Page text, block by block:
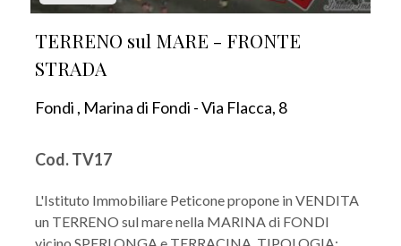
TERRENO sul MARE - FRONTE
STRADA
Fondi , Marina di Fondi - Via Flacca, 8
Cod. TV17
L'Istituto Immobiliare Peticone propone in VENDITA
un TERRENO sul mare nella MARINA di FONDI